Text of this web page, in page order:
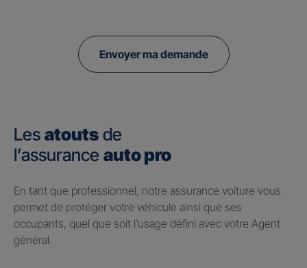
Envoyer ma demande
Les atouts de
l’assurance auto pro
En tant que professionnel, notre assurance voiture vous
permet de protéger votre véhicule ainsi que ses
occupants, quel que soit l’usage défini avec votre Agent
général.